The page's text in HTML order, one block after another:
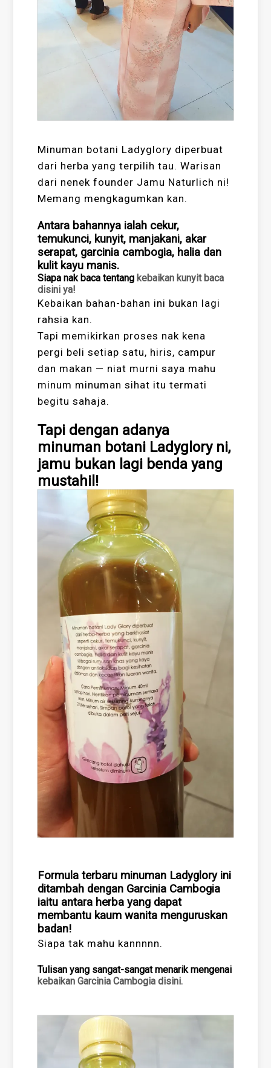
Minuman botani Ladyglory diperbuat
dari herba yang terpilih tau. Warisan
dari nenek founder Jamu Naturlich ni!
Memang mengkagumkan kan.
Antara bahannya ialah cekur,
temukunci, kunyit, manjakani, akar
serapat, garcinia cambogia, halia dan
kulit kayu manis.
Siapa nak baca tentang kebaikan kunyit baca
disini ya!
Kebaikan bahan-bahan ini bukan lagi
rahsia kan.
Tapi memikirkan proses nak kena
pergi beli setiap satu, hiris, campur
dan makan — niat murni saya mahu
minum minuman sihat itu termati
begitu sahaja.
Tapi dengan adanya
minuman botani Ladyglory ni,
jamu bukan lagi benda yang
mustahil!
Formula terbaru minuman Ladyglory ini
ditambah dengan Garcinia Cambogia
iaitu antara herba yang dapat
membantu kaum wanita menguruskan
badan!
Siapa tak mahu kannnnn.
Tulisan yang sangat-sangat menarik mengenai
kebaikan Garcinia Cambogia disini.